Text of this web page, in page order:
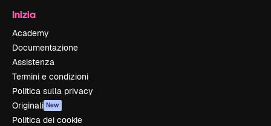
Inizia
Academy
Documentazione
Assistenza
Termini e condizioni
Politica sulla privacy
Originali New
Politica dei cookie